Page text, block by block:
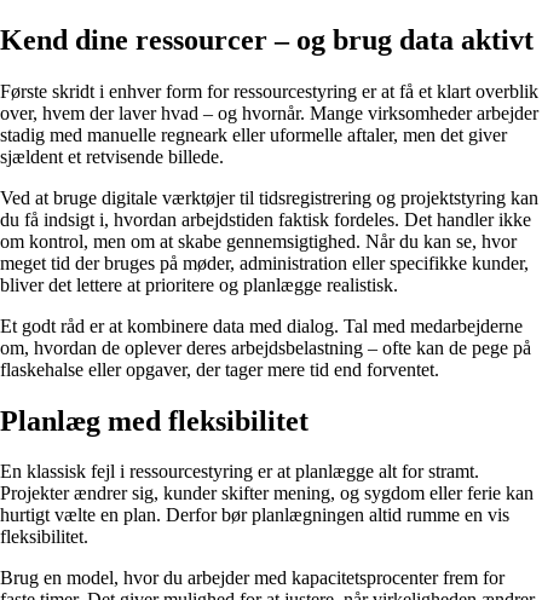
Kend dine ressourcer – og brug data aktivt
Første skridt i enhver form for ressourcestyring er at få et klart overblik
over, hvem der laver hvad – og hvornår. Mange virksomheder arbejder
stadig med manuelle regneark eller uformelle aftaler, men det giver
sjældent et retvisende billede.
Ved at bruge digitale værktøjer til tidsregistrering og projektstyring kan
du få indsigt i, hvordan arbejdstiden faktisk fordeles. Det handler ikke
om kontrol, men om at skabe gennemsigtighed. Når du kan se, hvor
meget tid der bruges på møder, administration eller specifikke kunder,
bliver det lettere at prioritere og planlægge realistisk.
Et godt råd er at kombinere data med dialog. Tal med medarbejderne
om, hvordan de oplever deres arbejdsbelastning – ofte kan de pege på
flaskehalse eller opgaver, der tager mere tid end forventet.
Planlæg med fleksibilitet
En klassisk fejl i ressourcestyring er at planlægge alt for stramt.
Projekter ændrer sig, kunder skifter mening, og sygdom eller ferie kan
hurtigt vælte en plan. Derfor bør planlægningen altid rumme en vis
fleksibilitet.
Brug en model, hvor du arbejder med kapacitetsprocenter frem for